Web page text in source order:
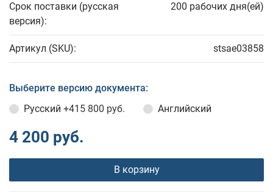
Срок поставки (русская
версия):
200 рабочих дня(ей)
Артикул (SKU): stsae03858
Выберите версию документа:
Русский +415 800 руб. Английский
4 200 руб.
В корзину